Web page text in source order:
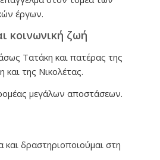
έργων.
κοινωνική ζωή
Τατάκη και πατέρας της
και της Νικολέτας.
μεγάλων αποστάσεων.
δραστηριοποιούμαι στη